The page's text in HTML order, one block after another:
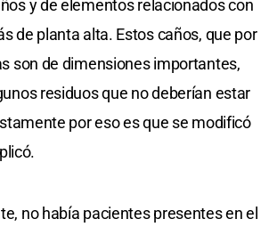
y de elementos relacionados con
de planta alta. Estos caños, que por
son de dimensiones importantes,
residuos que no deberían estar
por eso es que se modificó
no había pacientes presentes en el